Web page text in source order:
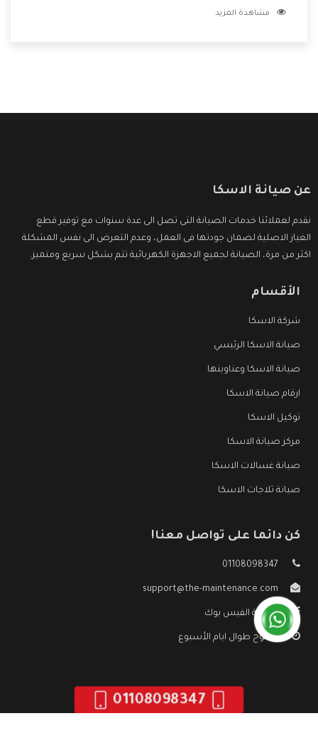
وتقدم للعملاء أقوى العروض والخصومات التى تسهل على
مشاهدة المزيد
عن صيانة الاسكا
نقدم لعملائنا خدمات الصيانة التى تصل الى عدة سنوات مع توفير قطع
الغيار الاصلية لضمان جودتها فى العمل، وعدم التعرض الى نفس المشكلة
اكثر من مرة، الصيانة لجميع الاجهزة الكهربائية تتم بشكل سريع ومتميز.
الأقسام
شركة الاسكا
صيانة الاسكا الرئيسي
صيانة الاسكا وعناوينها
ارقام صيانة الاسكا
توكيل الاسكا
مركز صيانة الاسكا
صيانة غسالات الاسكا
صيانة ثلاجات الاسكا
كن دائما على تواصل معنا!
01108098347
support@the-maintenance.com
صفحة الفيس بوك
مفتوح طوال ايام الأسبوع
01108098347